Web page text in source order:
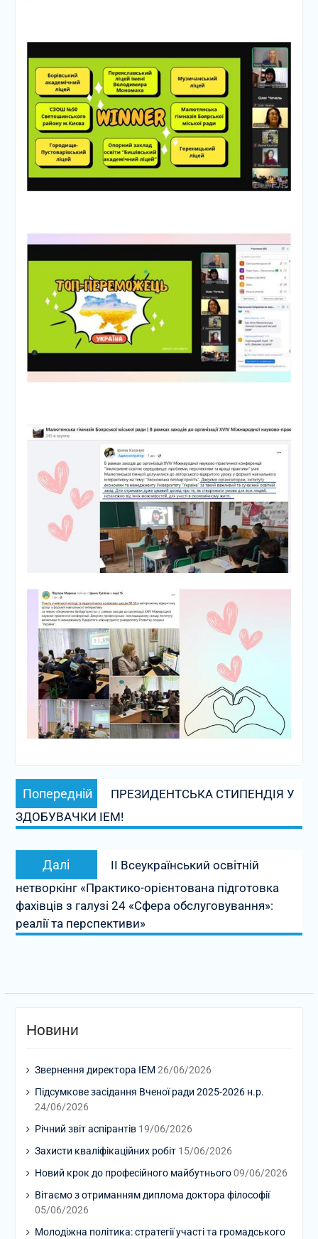
Навігація
записів
Попередній
запис:
ПРЕЗИДЕНТСЬКА СТИПЕНДІЯ У
ЗДОБУВАЧКИ ІЕМ!
Далі
запис:
ІІ Всеукраїнський освітній
нетворкінг «Практико-орієнтована підготовка
фахівців з галузі 24 «Сфера обслуговування»:
реалії та перспективи»
Новини
Звернення директора ІЕМ 26/06/2026
Підсумкове засідання Вченої ради 2025-2026 н.р.
24/06/2026
Річний звіт аспірантів 19/06/2026
Захисти кваліфікаційних робіт 15/06/2026
Новий крок до професійного майбутнього 09/06/2026
Вітаємо з отриманням диплома доктора філософії
05/06/2026
Молодіжна політика: стратегії участі та громадського